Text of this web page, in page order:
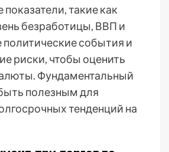
такие как
безработицы, ВВП и
политические события и
риски, чтобы оценить
Фундаментальный
полезным для
тенденций на